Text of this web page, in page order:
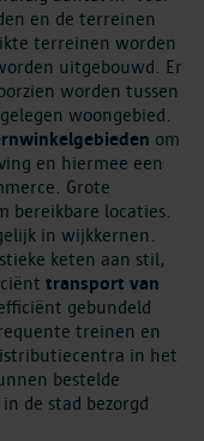
en de terreinen
terreinen worden
uitgebouwd. Er
worden tussen
woongebied.
om
en hiermee een
Grote
bereikbare locaties.
in wijkkernen.
keten aan stil,
transport van
gebundeld
treinen en
in het
bestelde
de stad bezorgd